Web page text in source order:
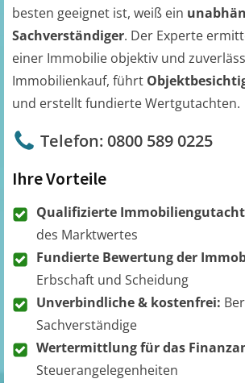
besten geeignet ist, weiß ein
Sachverständiger. Der Experte
einer Immobilie objektiv und
Immobilienkauf, führt
und erstellt fundierte Wertgutachten.
Telefon: 0800 589 0225
Ihre Vorteile
Qualifizierte
des Marktwertes
Fundierte Bewertung der
Erbschaft und Scheidung
Unverbindliche & kostenfrei:
Sachverständige
Wertermittlung für das
Steuerangelegenheiten